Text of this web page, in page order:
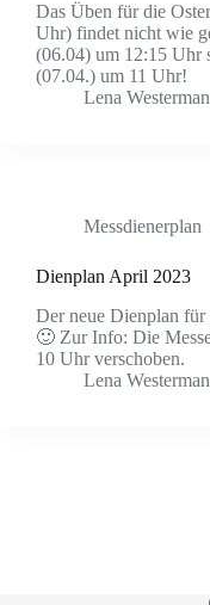
Das Üben für die
Uhr) findet nicht wie
(06.04) um 12:15 Uhr
(07.04.) um 11 Uhr!
Lena
Messdienerplan
Dienplan April 2023
Der neue Dienplan
🙂 Zur Info: Die
10 Uhr verschoben.
Lena